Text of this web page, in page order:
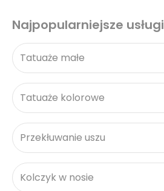
Najpopularniejsze usługi
Tatuaże małe
Tatuaże kolorowe
Przekłuwanie uszu
Kolczyk w nosie